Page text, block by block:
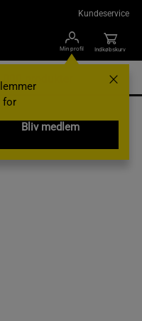
Kundeservice
Min profil
for
Bliv medlem
Indkøbskurv
S